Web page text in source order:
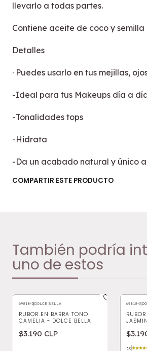
llevarlo a todas partes.
Contiene aceite de coco y
Detalles
· Puedes usarlo en tus mejillas,
-Ideal para tus Makeups día a
-Tonalidades tops
-Hidrata
-Da un acabado natural y único
COMPARTIR ESTE PRODUCTO
También podría
uno de estos
69818-3|DOLCE BELLA
RUBOR EN BARRA TONO
CAMELIA - DOLCE BELLA
$3.190 CLP
69818-5|
5.0